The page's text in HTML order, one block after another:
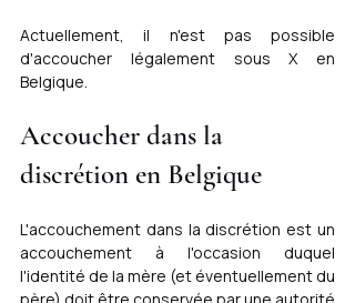
Actuellement, il n'est pas possible
d'accoucher légalement sous X en
Belgique.
Accoucher dans la
discrétion en Belgique
L'accouchement dans la discrétion est un
accouchement à l'occasion duquel
l'identité de la mère (et éventuellement du